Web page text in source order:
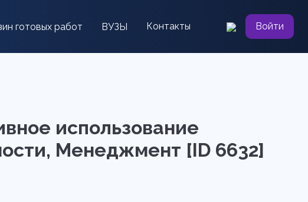
готовых работ ВУЗЫ Контакты Войти
использование
Менеджмент [ID 6632]